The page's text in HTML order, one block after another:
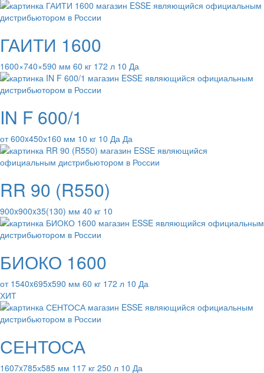
ГАИТИ 1600
1600×740×590 мм 60 кг 172 л 10 Да
IN F 600/1
от 600x450х160 мм 10 кг 10 Да Да
RR 90 (R550)
900x900x35(130) мм 40 кг 10
БИОКО 1600
от 1540x695x590 мм 60 кг 172 л 10 Да
ХИТ
СЕНТОСА
1607x785х585 мм 117 кг 250 л 10 Да